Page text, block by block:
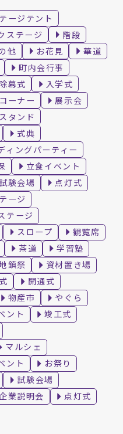
ージテント
ステージ
階段
他 お花見
華道
町内会行事
除幕式
入学式
ーナー
展示会
タンド
式典
ィングパーティー
立食イベント
試験会場
点灯式
ージ
テージ
スロープ
観覧席
茶道
学習塾
鎮祭
資材置き場
開通式
物産市
やぐら
ント
竣工式
マルシェ
ント
お祭り
試験会場
業説明会
点灯式